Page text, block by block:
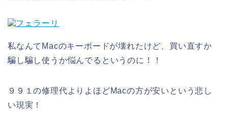
私なんてMacのキーボードが壊れたけど、買い直すか
騙し騙し使うか悩んでるというのに！！
９９１の修理代よりよほどMacの方が安いという悲し
い現実！